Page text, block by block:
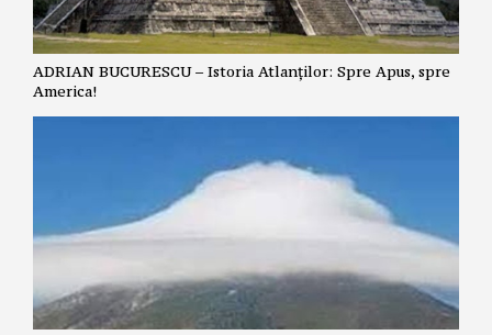
ADRIAN BUCURESCU – Istoria Atlanților: Spre Apus, spre
America!